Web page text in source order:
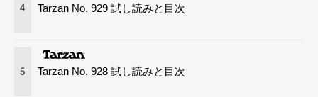
4 Tarzan No. 929 試し読みと目次
5 Tarzan No. 928 試し読みと目次